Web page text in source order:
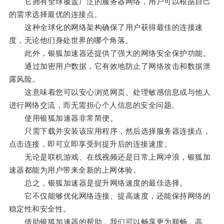
的需求选择最优的连接点。
这种全球化的网络架构确保了用户获得最佳的连接速
度，无论他们身处世界的哪个角落。
此外，银狐加速器还提供了强大的网络安全保护功能。
通过加密用户数据，它有效地防止了网络攻击和数据泄
露风险。
这意味着您可以安心浏览网页、处理敏感信息或与他人
进行网络交流，而无需担心个人信息的安全问题。
使用银狐加速器非常简便。
只需下载并安装该应用程序，然后选择服务器连接点，
点击连接，即可立即享受到提升后的连接速度。
无论是联机游戏、在线视频还是日常上网冲浪，银狐加
速器都能为用户带来全新的上网体验。
总之，银狐加速器是提升网络速度的最佳选择。
它不仅能够优化网络连接、提高速度，还能保持网络的
稳定性和安全性。
借助银狐加速器的帮助，我们可以畅享更为顺畅、高